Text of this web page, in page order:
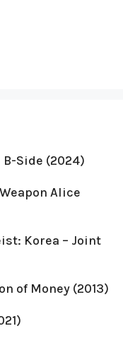
Side (2024)
Alice
Korea – Joint
of Money (2013)